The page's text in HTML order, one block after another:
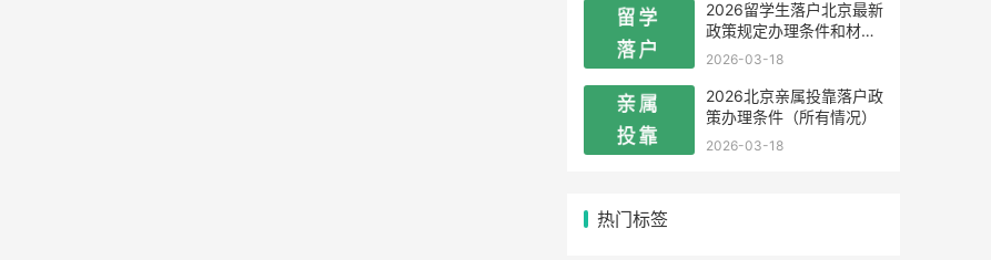
2026留学生落户北京最新
政策规定办理条件和材料
及流程
2026-03-18
2026北京亲属投靠落户政
策办理条件（所有情况）
2026-03-18
热门标签